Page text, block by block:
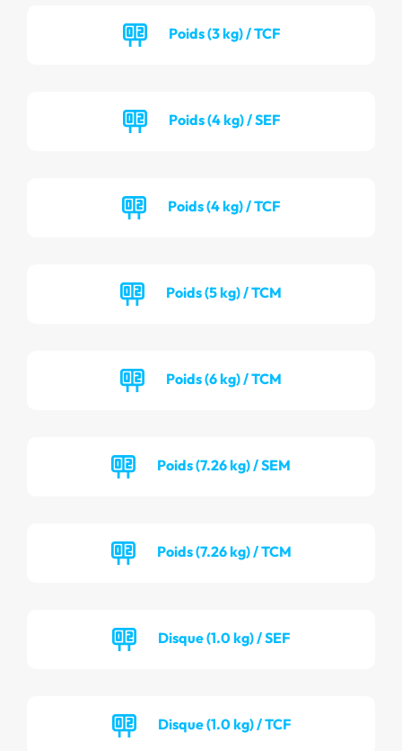
Poids (3 kg) / TCF
Poids (4 kg) / SEF
Poids (4 kg) / TCF
Poids (5 kg) / TCM
Poids (6 kg) / TCM
Poids (7.26 kg) / SEM
Poids (7.26 kg) / TCM
Disque (1.0 kg) / SEF
Disque (1.0 kg) / TCF